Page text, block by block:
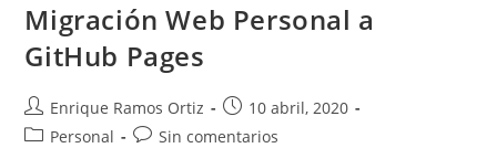
Migración Web Personal a
GitHub Pages
Autor
de
Enrique Ramos Ortiz
Publicación
de
10 abril, 2020
Categoría
Personal
Comentarios
Sin comentarios